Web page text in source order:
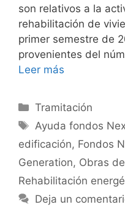
son relativos a la
rehabilitación de
primer semestre de
provenientes del
Leer más
Categorías
Tramitación
Etiquetas
Ayuda fondos
edificación, Fondos
Generation, Obras
Rehabilitación
Deja un